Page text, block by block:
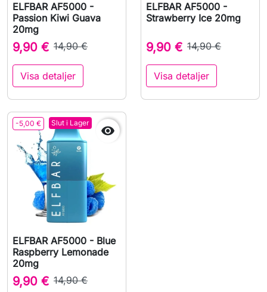
ELFBAR AF5000 -
Passion Kiwi Guava
20mg
9,90 € 14,90 €
Visa detaljer
ELFBAR AF5000 -
Strawberry Ice 20mg
9,90 € 14,90 €
Visa detaljer
-5,00 € Slut i Lager

ELFBAR AF5000 - Blue
Raspberry Lemonade
20mg
9,90 € 14,90 €